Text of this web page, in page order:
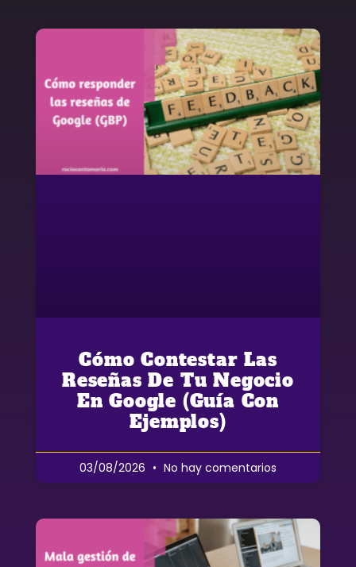
Cómo Contestar Las
Reseñas De Tu Negocio
En Google (guía Con
Ejemplos)
03/08/2026 No hay comentarios